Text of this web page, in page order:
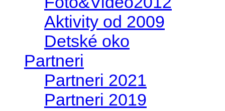
Aktivity od 2009
Detské oko
Partneri
Partneri 2021
Partneri 2019